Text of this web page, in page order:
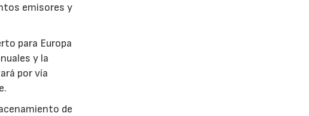
emisores y
para Europa
y la
por vía
de